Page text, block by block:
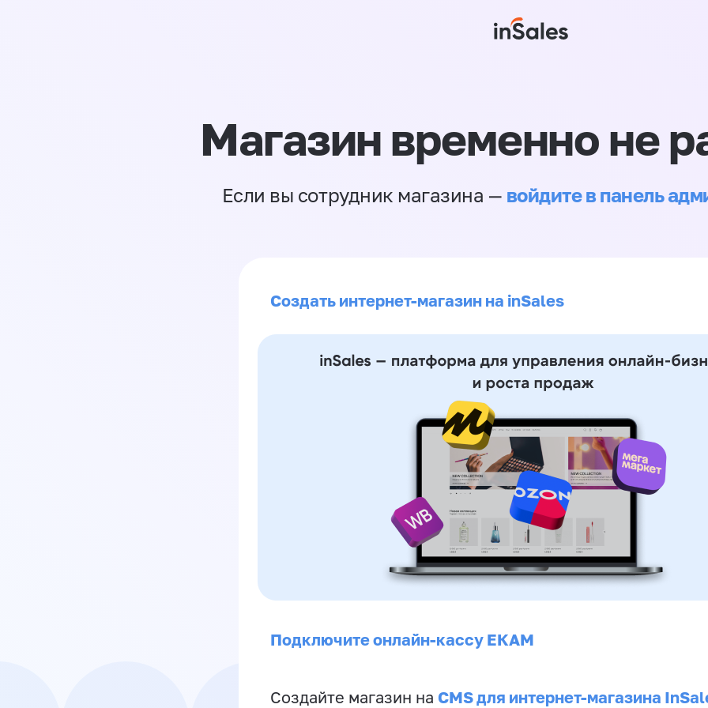
Магазин временно не
Если вы сотрудник магазина — войдите в панель
Создать интернет-магазин на inSales
Подключите онлайн-кассу ЕКАМ
Создайте магазин на CMS для интернет-магазина